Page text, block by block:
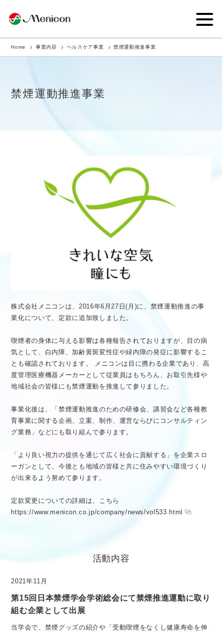
企業情報
商品サイト
GLOBAL
Home 事業内容 ヘルスケア事業 禁煙運動推進事業
禁煙運動推進事業
株式会社メニコンは、2016年6月27日(月)に、禁煙運動推進の事
業化について、定款に追加致しました。
喫煙者の身体に与える影響は各種報告されておりますが、目の病
気として、白内障、加齢黄斑変性症や緑内障の発症に影響するこ
とも確認されております。 メニコンは目に携わる企業であり、高
度管理医療機器メーカーとして従業員はもちろん、お取引先様や
地域社会の皆様にも禁煙運動を推進して参りました。
事業化後は、「禁煙運動推進のための研修会、講習会など各種教
育事業に関する企画、立案、制作、運営ならびにコンサルティン
グ業務」などにも取り組んで参ります。
「より良い視力の提供を通じて広く社会に貢献する」を企業スロ
ーガンとして、今後とも地域の皆様と共に住みやすい環境づくり
が出来るよう努めて参ります。
定款変更についての詳細は、こちら
https://www.menicon.co.jp/company/news/vol533.html
活動内容
2021年11月
第15回日本禁煙学会学術総会にて禁煙推進運動に取り
組む企業として出展
当学会で、禁煙グッズの紹介や「受動喫煙をなくし健康寿命を伸